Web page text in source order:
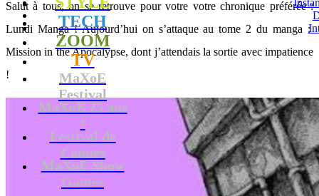
TECH
ZOOM
TV
MaXoE
Festival
MaXoE 25 ans
!
Festival de
Cannes
MaXoE Show
Games
Salut à tous, on se retrouve pour votre votre chronique préférée :
Lundi Manga ! Aujourd’hui on s’attaque au tome 2 du manga :
Mission in the Apocalypse, dont j’attendais la sortie avec impatience
!